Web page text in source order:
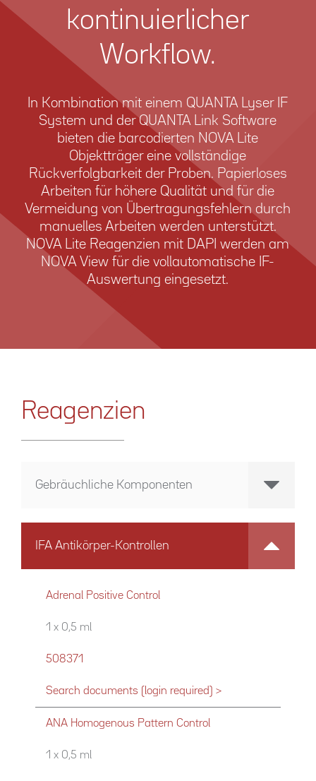
kontinuierlicher
Workflow.
In Kombination mit einem QUANTA Lyser IF
System und der QUANTA Link Software
bieten die barcodierten NOVA Lite
Objektträger eine vollständige
Rückverfolgbarkeit der Proben. Papierloses
Arbeiten für höhere Qualität und für die
Vermeidung von Übertragungsfehlern durch
manuelles Arbeiten werden unterstützt.
NOVA Lite Reagenzien mit DAPI werden am
NOVA View für die vollautomatische IF-
Auswertung eingesetzt.
Reagenzien
Gebräuchliche Komponenten
IFA Antikörper-Kontrollen
Adrenal Positive Control
1 x 0,5 ml
508371
Search documents (login required) >
ANA Homogenous Pattern Control
1 x 0,5 ml